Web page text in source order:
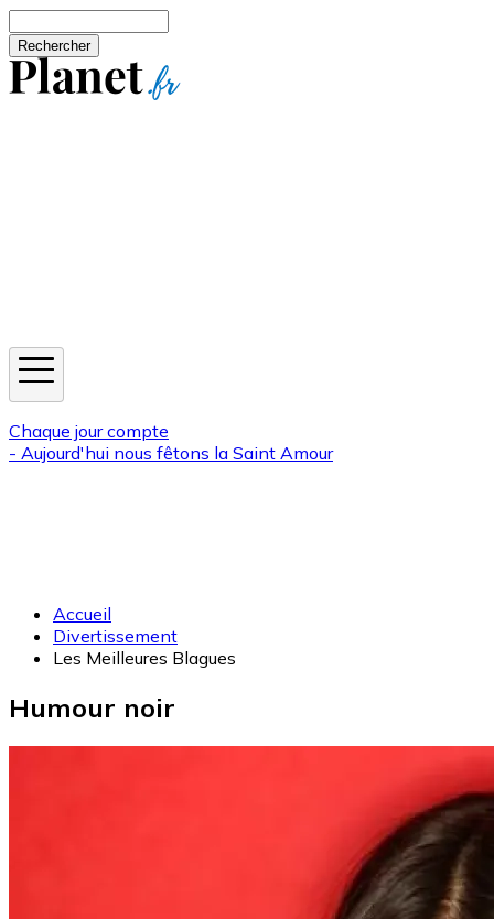
Chaque jour compte
- Aujourd'hui nous fêtons la Saint Amour
Accueil
Divertissement
Les Meilleures Blagues
Humour noir